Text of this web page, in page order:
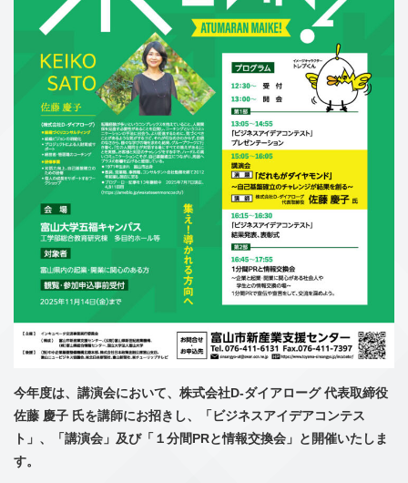
今年度は、講演会において、株式会社D-ダイアローグ 代表取締役
佐藤 慶子 氏を講師にお招きし、「ビジネスアイデアコンテス
ト」、「講演会」及び「１分間PRと情報交換会」と開催いたしま
す。